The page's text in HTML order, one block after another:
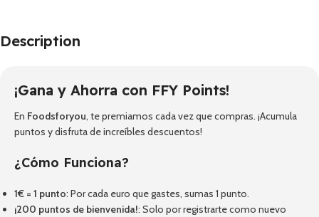
Description
¡Gana y Ahorra con FFY Points!
En Foodsforyou, te premiamos cada vez que compras. ¡Acumula
puntos y disfruta de increíbles descuentos!
¿Cómo Funciona?
1€ = 1 punto: Por cada euro que gastes, sumas 1 punto.
¡200 puntos de bienvenida!: Solo por registrarte como nuevo